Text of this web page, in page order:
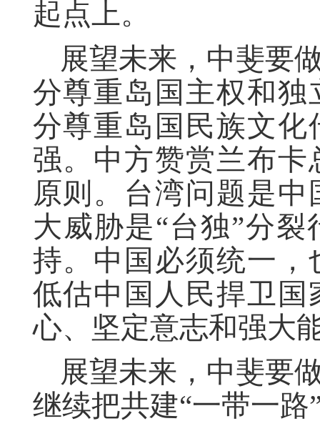
起点上。
展望未来，中斐要
分尊重岛国主权和
分尊重岛国民族文
强。中方赞赏兰布
原则。台湾问题是
大威胁是“台独”分
持。 中国必须统一，
低估中国人民捍卫
心、坚定意志和强大
展望未来，中斐要
继续把共建“一带一路